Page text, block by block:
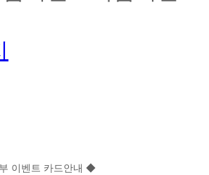
이벤트 카드안내 ◆